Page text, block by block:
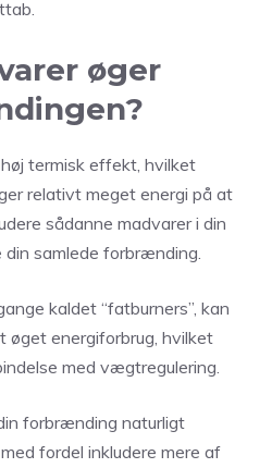
øger
termisk effekt, hvilket
relativt meget energi på at
sådanne madvarer i din
samlede forbrænding.
kaldet “fatburners”, kan
energiforbrug, hvilket
med vægtregulering.
forbrænding naturligt
fordel inkludere mere af